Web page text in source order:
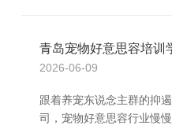
青岛宠物好意思容培训
2026-06-09
跟着养宠东说念主群的抑
司，宠物好意思容行业慢